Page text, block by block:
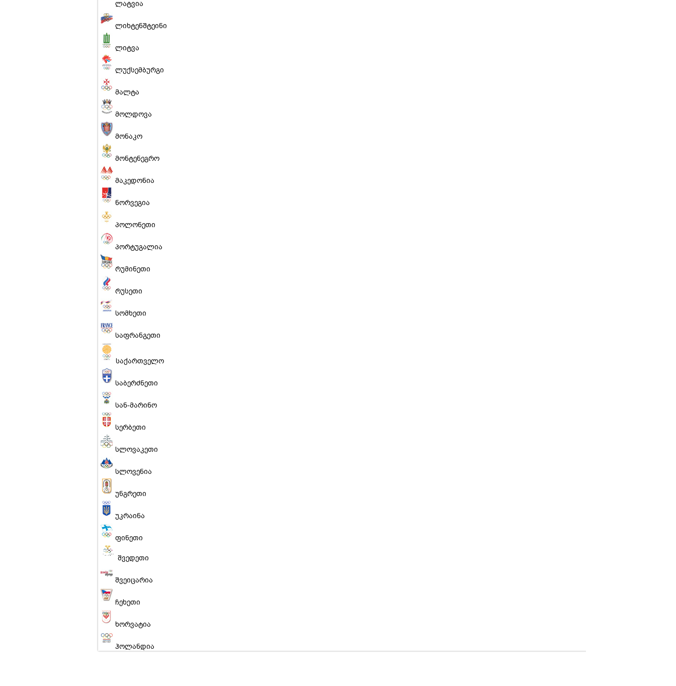
ლატვია
ლიხტენშტეინი
ლიტვა
ლუქსემბურგი
მალტა
მოლდოვა
მონაკო
მონტენეგრო
მაკედონია
ნორვეგია
პოლონეთი
პორტუგალია
რუმინეთი
რუსეთი
სომხეთი
საფრანგეთი
საქართველო
საბერძნეთი
სან-მარინო
სერბეთი
სლოვაკეთი
სლოვენია
უნგრეთი
უკრაინა
ფინეთი
შვედეთი
შვეიცარია
ჩეხეთი
ხორვატია
ჰოლანდია